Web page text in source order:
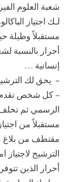
شعبة العلوم
لـك اجتياز
مستقبلاً وطيلة
أحرار بالنسبة
إنسانية …
– يحق لك الترشيح في 3
– كل شخص تقدم
الرسمي ثم
مستقبلاً من
مقتطف من بلاغ
أحرار الذين